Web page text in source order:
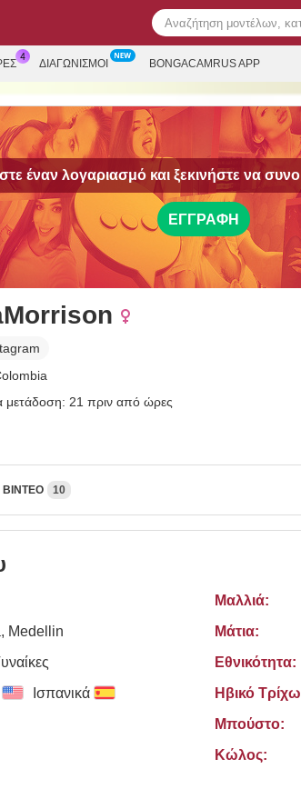
ΔΙΑΓΩΝΙΣΜΟΊ BONGACAMRUS APP
έναν λογαριασμό και ξεκινήστε να
ΕΓΓΡΑΦΉ
μετάδοση: 21 πριν από ώρες
ΒΊΝΤΕΟ 10
Medellin
Ισπανικά
Μαλλιά:
Μάτια:
Εθνικότητα:
Ηβικό
Μπούστο:
Κώλος: